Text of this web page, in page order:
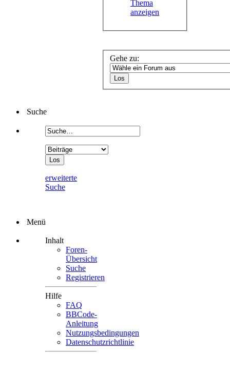
Thema
anzeigen
Gehe zu:
Suche
erweiterte
Suche
Menü
Inhalt
Foren-
Übersicht
Suche
Registrieren
Hilfe
FAQ
BBCode-
Anleitung
Nutzungsbedingungen
Datenschutzrichtlinie